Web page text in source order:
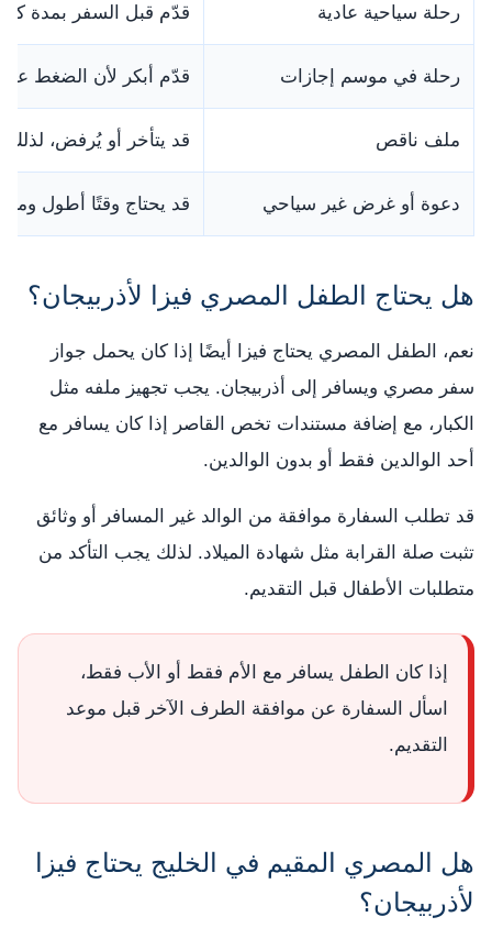
رحلة سياحية عادية قدّم قبل السفر بمدة
رحلة في موسم إجازات قدّم أبكر لأن الضغط
ملف ناقص قد يتأخر أو يُرفض، لذلك
دعوة أو غرض غير سياحي قد يحتاج وقتًا أطول
هل يحتاج الطفل المصري فيزا لأذربيجان؟
نعم، الطفل المصري يحتاج فيزا أيضًا إذا كان يحمل جواز
سفر مصري ويسافر إلى أذربيجان. يجب تجهيز ملفه مثل
الكبار، مع إضافة مستندات تخص القاصر إذا كان يسافر مع
أحد الوالدين فقط أو بدون الوالدين.
قد تطلب السفارة موافقة من الوالد غير المسافر أو وثائق
تثبت صلة القرابة مثل شهادة الميلاد. لذلك يجب التأكد من
متطلبات الأطفال قبل التقديم.
إذا كان الطفل يسافر مع الأم فقط أو الأب فقط،
اسأل السفارة عن موافقة الطرف الآخر قبل موعد
التقديم.
هل المصري المقيم في الخليج يحتاج فيزا
لأذربيجان؟